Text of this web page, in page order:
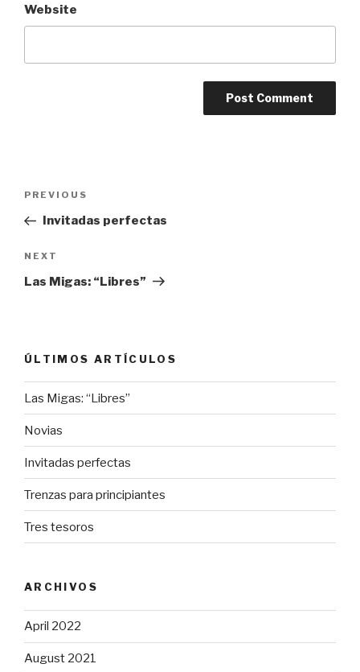
Website
Previous
Post
PREVIOUS
Invitadas perfectas
Next
Post
NEXT
Las Migas: “Libres”
ÚLTIMOS ARTÍCULOS
Las Migas: “Libres”
Novias
Invitadas perfectas
Trenzas para principiantes
Tres tesoros
ARCHIVOS
April 2022
August 2021